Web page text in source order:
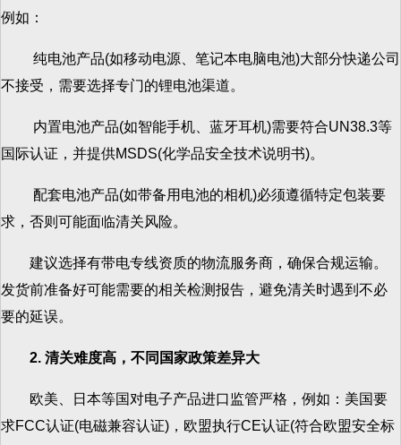
例如：
纯电池产品(如移动电源、笔记本电脑电池)大部分快递公司
不接受，需要选择专门的锂电池渠道。
内置电池产品(如智能手机、蓝牙耳机)需要符合UN38.3等
国际认证，并提供MSDS(化学品安全技术说明书)。
配套电池产品(如带备用电池的相机)必须遵循特定包装要
求，否则可能面临清关风险。
建议选择有带电专线资质的物流服务商，确保合规运输。
发货前准备好可能需要的相关检测报告，避免清关时遇到不必
要的延误。
2. 清关难度高，不同国家政策差异大
欧美、日本等国对电子产品进口监管严格，例如：美国要
求FCC认证(电磁兼容认证)，欧盟执行CE认证(符合欧盟安全标